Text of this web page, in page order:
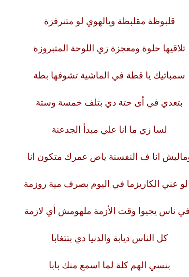
قلبوظة مقلبظة ويالهوي لو متنرفزة
تلاقيها حلوة ومعجزة زي اللوحة المتبروزة
سمباتيك يا قطة في الماشية تشوفها بطة
بتعدي في أى حتة دي بتلف خمسة وستة
لسا زي ما انا علي مبدأ الجدعنة
انا ف النفسنة ياض عمرك متكون انا
عني الكاريزما في اليوم بصرف مية روزمة
ناس يجيوا وقت الأزمة ملهومش أي لازمة
كل الناس ديابة والدنيا دي بتتغابا
بنسي الهم كلة لما اسمع منك بابا